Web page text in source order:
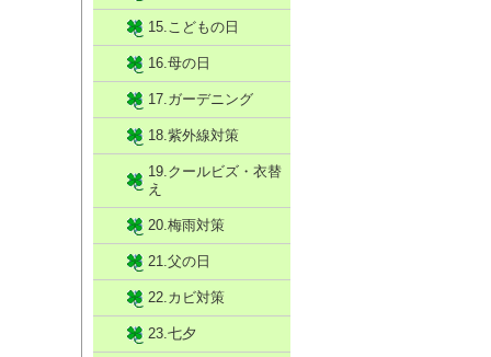
15.こどもの日
16.母の日
17.ガーデニング
18.紫外線対策
19.クールビズ・衣替
え
20.梅雨対策
21.父の日
22.カビ対策
23.七夕